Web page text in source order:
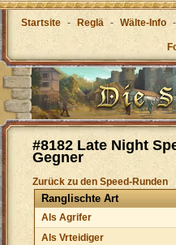
Startsite - Reglä - Wälte-Info -
#8182 Late Night
Gegner
Zurück zu den Speed-Runden
Ranglischte Art
Als Agrifer
Als Vrteidiger